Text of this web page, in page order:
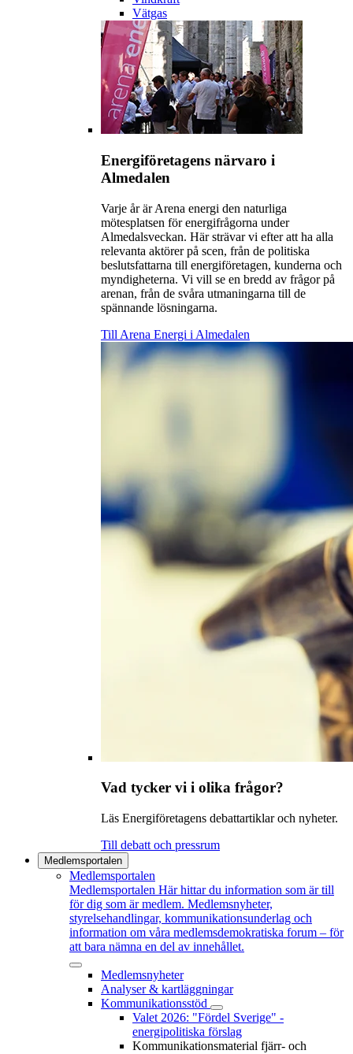
Vätgas
Energiföretagens närvaro i
Almedalen
Varje år är Arena energi den naturliga
mötesplatsen för energifrågorna under
Almedalsveckan. Här strävar vi efter att ha alla
relevanta aktörer på scen, från de politiska
beslutsfattarna till energiföretagen, kunderna och
myndigheterna. Vi vill se en bredd av frågor på
arenan, från de svåra utmaningarna till de
spännande lösningarna.
Till Arena Energi i Almedalen
Vad tycker vi i olika frågor?
Läs Energiföretagens debattartiklar och nyheter.
Till debatt och pressrum
Medlemsportalen
Medlemsportalen
Medlemsportalen Här hittar du information som är till
för dig som är medlem. Medlemsnyheter,
styrelsehandlingar, kommunikationsunderlag och
information om våra medlemsdemokratiska forum – för
att bara nämna en del av innehållet.
Medlemsnyheter
Analyser & kartläggningar
Kommunikationsstöd
Valet 2026: "Fördel Sverige" -
energipolitiska förslag
Kommunikationsmaterial fjärr- och